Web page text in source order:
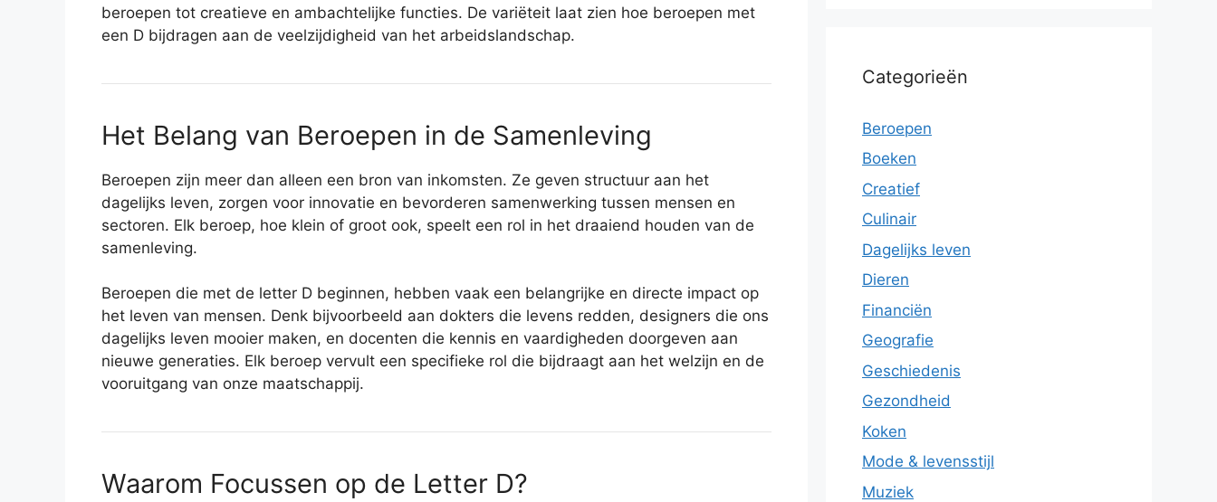
beroepen tot creatieve en ambachtelijke functies. De variëteit laat zien hoe beroepen met
een D bijdragen aan de veelzijdigheid van het arbeidslandschap.
Het Belang van Beroepen in de Samenleving
Beroepen zijn meer dan alleen een bron van inkomsten. Ze geven structuur aan het
dagelijks leven, zorgen voor innovatie en bevorderen samenwerking tussen mensen en
sectoren. Elk beroep, hoe klein of groot ook, speelt een rol in het draaiend houden van de
samenleving.
Beroepen die met de letter D beginnen, hebben vaak een belangrijke en directe impact op
het leven van mensen. Denk bijvoorbeeld aan dokters die levens redden, designers die ons
dagelijks leven mooier maken, en docenten die kennis en vaardigheden doorgeven aan
nieuwe generaties. Elk beroep vervult een specifieke rol die bijdraagt aan het welzijn en de
vooruitgang van onze maatschappij.
Waarom Focussen op de Letter D?
Categorieën
Beroepen
Boeken
Creatief
Culinair
Dagelijks leven
Dieren
Financiën
Geografie
Geschiedenis
Gezondheid
Koken
Mode & levensstijl
Muziek